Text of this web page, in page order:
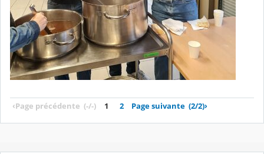
‹Page précédente (-/-) 1 2 Page suivante (2/2)›